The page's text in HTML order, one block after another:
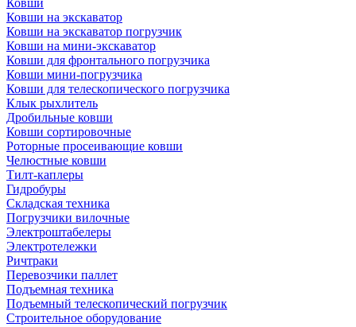
Ковши
Ковши на экскаватор
Ковши на экскаватор погрузчик
Ковши на мини-экскаватор
Ковши для фронтального погрузчика
Ковши мини-погрузчика
Ковши для телескопического погрузчика
Клык рыхлитель
Дробильные ковши
Ковши сортировочные
Роторные просеивающие ковши
Челюстные ковши
Тилт-каплеры
Гидробуры
Складская техника
Погрузчики вилочные
Электроштабелеры
Электротележки
Ричтраки
Перевозчики паллет
Подъемная техника
Подъемный телескопический погрузчик
Строительное оборудование